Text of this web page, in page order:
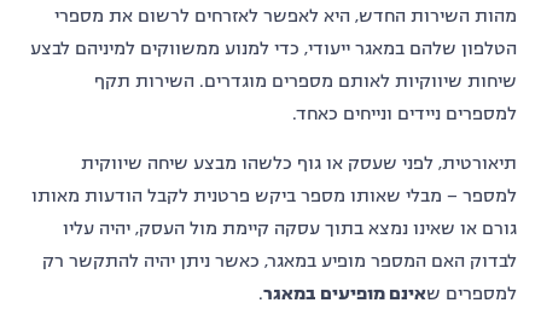
מהות השירות החדש, היא לאפשר לאזרחים לרשום את מספרי
הטלפון שלהם במאגר ייעודי, כדי למנוע ממשווקים למיניהם לבצע
שיחות שיווקיות לאותם מספרים מוגדרים. השירות תקף
למספרים ניידים ונייחים כאחד.
תיאורטית, לפני שעסק או גוף כלשהו מבצע שיחה שיווקית
למספר – מבלי שאותו מספר ביקש פרטנית לקבל הודעות מאותו
גורם או שאינו נמצא בתוך עסקה קיימת מול העסק, יהיה עליו
לבדוק האם המספר מופיע במאגר, כאשר ניתן יהיה להתקשר רק
למספרים שאינם מופיעים במאגר.